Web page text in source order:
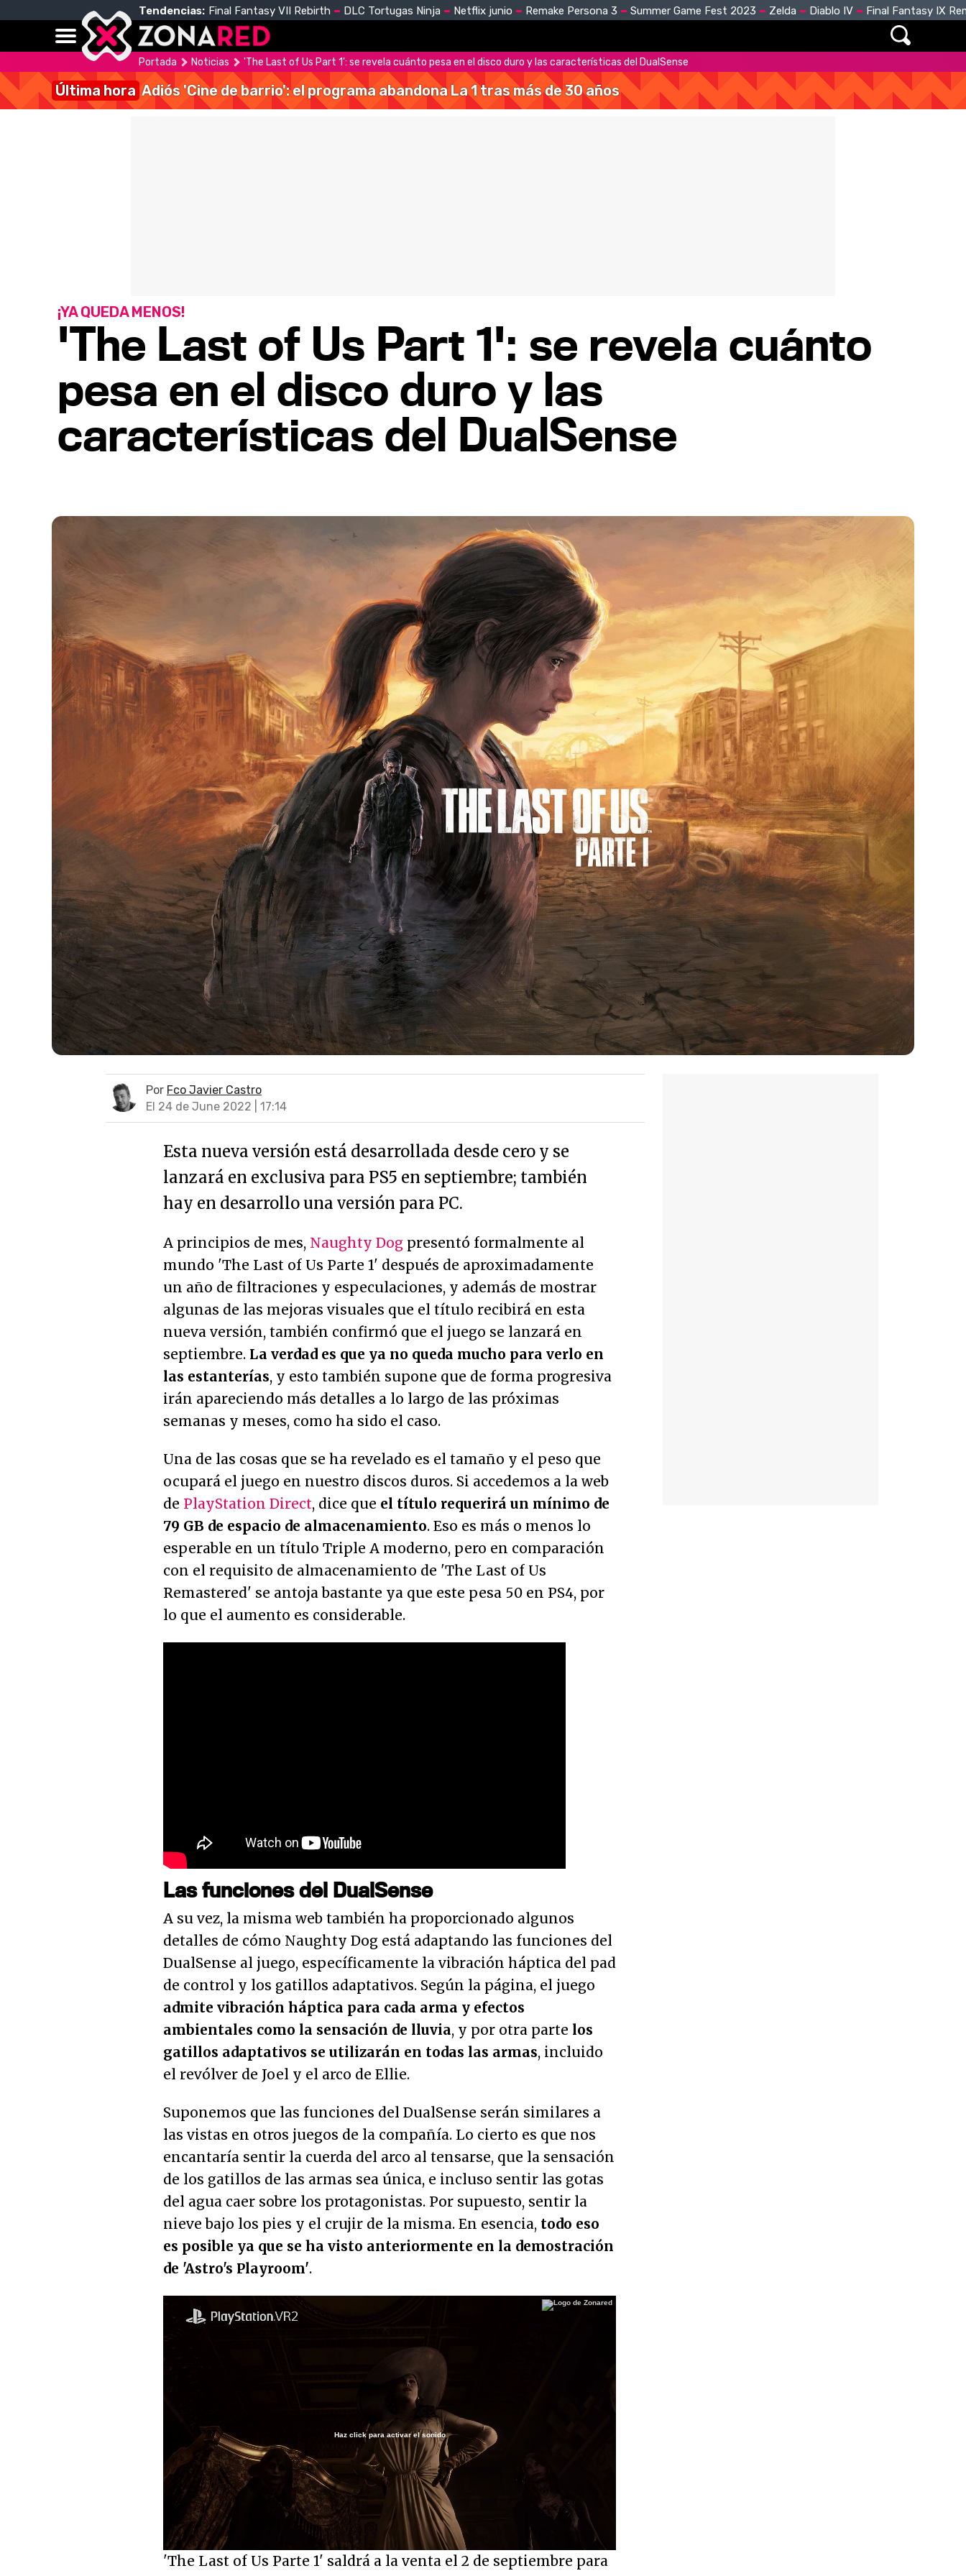
Tendencias: Final Fantasy VII Rebirth DLC Tortugas Ninja Netflix junio Remake Persona 3 Summer Game Fest 2023 Zelda Diablo IV Final Fantasy IX
Portada Noticias 'The Last of Us Part 1': se revela cuánto pesa en el disco duro y las características del DualSense
Última hora Adiós 'Cine de barrio': el programa abandona La 1 tras más de 30 años
'The Last of Us Part 1': se revela cuánto
pesa en el disco duro y las
características del DualSense
¡YA QUEDA MENOS!
Por Fco Javier Castro
El 24 de June 2022 | 17:14
Esta nueva versión está desarrollada desde cero y se
lanzará en exclusiva para PS5 en septiembre; también
hay en desarrollo una versión para PC.
A principios de mes, Naughty Dog presentó formalmente al
mundo 'The Last of Us Parte 1' después de aproximadamente
un año de filtraciones y especulaciones, y además de mostrar
algunas de las mejoras visuales que el título recibirá en esta
nueva versión, también confirmó que el juego se lanzará en
septiembre. La verdad es que ya no queda mucho para verlo en
las estanterías, y esto también supone que de forma progresiva
irán apareciendo más detalles a lo largo de las próximas
semanas y meses, como ha sido el caso.
Una de las cosas que se ha revelado es el tamaño y el peso que
ocupará el juego en nuestro discos duros. Si accedemos a la web
de PlayStation Direct, dice que el título requerirá un mínimo de
79 GB de espacio de almacenamiento. Eso es más o menos lo
esperable en un título Triple A moderno, pero en comparación
con el requisito de almacenamiento de 'The Last of Us
Remastered' se antoja bastante ya que este pesa 50 en PS4, por
lo que el aumento es considerable.
Las funciones del DualSense
A su vez, la misma web también ha proporcionado algunos
detalles de cómo Naughty Dog está adaptando las funciones del
DualSense al juego, específicamente la vibración háptica del pad
de control y los gatillos adaptativos. Según la página, el juego
admite vibración háptica para cada arma y efectos
ambientales como la sensación de lluvia, y por otra parte los
gatillos adaptativos se utilizarán en todas las armas, incluido
el revólver de Joel y el arco de Ellie.
Suponemos que las funciones del DualSense serán similares a
las vistas en otros juegos de la compañía. Lo cierto es que nos
encantaría sentir la cuerda del arco al tensarse, que la sensación
de los gatillos de las armas sea única, e incluso sentir las gotas
del agua caer sobre los protagonistas. Por supuesto, sentir la
nieve bajo los pies y el crujir de la misma. En esencia, todo eso
es posible ya que se ha visto anteriormente en la demostración
de 'Astro's Playroom'.
Loaded
29.03%
Haz click para activar el sonido
'The Last of Us Parte 1' saldrá a la venta el 2 de septiembre para